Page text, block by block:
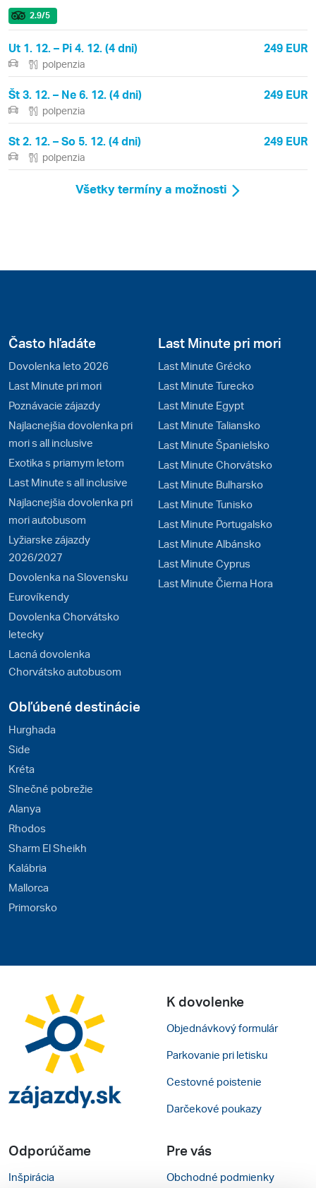
2.9/5
Ut 1. 12. – Pi 4. 12. (4 dni) 249 EUR
polpenzia
Št 3. 12. – Ne 6. 12. (4 dni) 249 EUR
polpenzia
St 2. 12. – So 5. 12. (4 dni) 249 EUR
polpenzia
Všetky termíny a možnosti
Často hľadáte
Dovolenka leto 2026
Last Minute pri mori
Poznávacie zájazdy
Najlacnejšia dovolenka pri
mori s all inclusive
Exotika s priamym letom
Last Minute s all inclusive
Najlacnejšia dovolenka pri
mori autobusom
Lyžiarske zájazdy
2026/2027
Dovolenka na Slovensku
Eurovíkendy
Dovolenka Chorvátsko
letecky
Lacná dovolenka
Chorvátsko autobusom
Last Minute pri mori
Last Minute Grécko
Last Minute Turecko
Last Minute Egypt
Last Minute Taliansko
Last Minute Španielsko
Last Minute Chorvátsko
Last Minute Bulharsko
Last Minute Tunisko
Last Minute Portugalsko
Last Minute Albánsko
Last Minute Cyprus
Last Minute Čierna Hora
Obľúbené destinácie
Hurghada
Side
Kréta
Slnečné pobrežie
Alanya
Rhodos
Sharm El Sheikh
Kalábria
Mallorca
Primorsko
K dovolenke
Objednávkový formulár
Parkovanie pri letisku
Cestovné poistenie
Darčekové poukazy
Odporúčame
Inšpirácia
Pre vás
Obchodné podmienky